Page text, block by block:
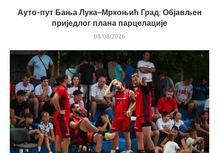
Ауто-пут Бања Лука–Мркоњић Град: Објављен
приједлог плана парцелације
08/08/2026